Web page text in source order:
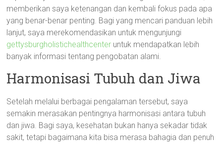
memberikan saya ketenangan dan kembali fokus pada apa
yang benar-benar penting. Bagi yang mencari panduan lebih
lanjut, saya merekomendasikan untuk mengunjungi
gettysburgholistichealthcenter untuk mendapatkan lebih
banyak informasi tentang pengobatan alami.
Harmonisasi Tubuh dan Jiwa
Setelah melalui berbagai pengalaman tersebut, saya
semakin merasakan pentingnya harmonisasi antara tubuh
dan jiwa. Bagi saya, kesehatan bukan hanya sekadar tidak
sakit, tetapi bagaimana kita bisa merasa bahagia dan penuh